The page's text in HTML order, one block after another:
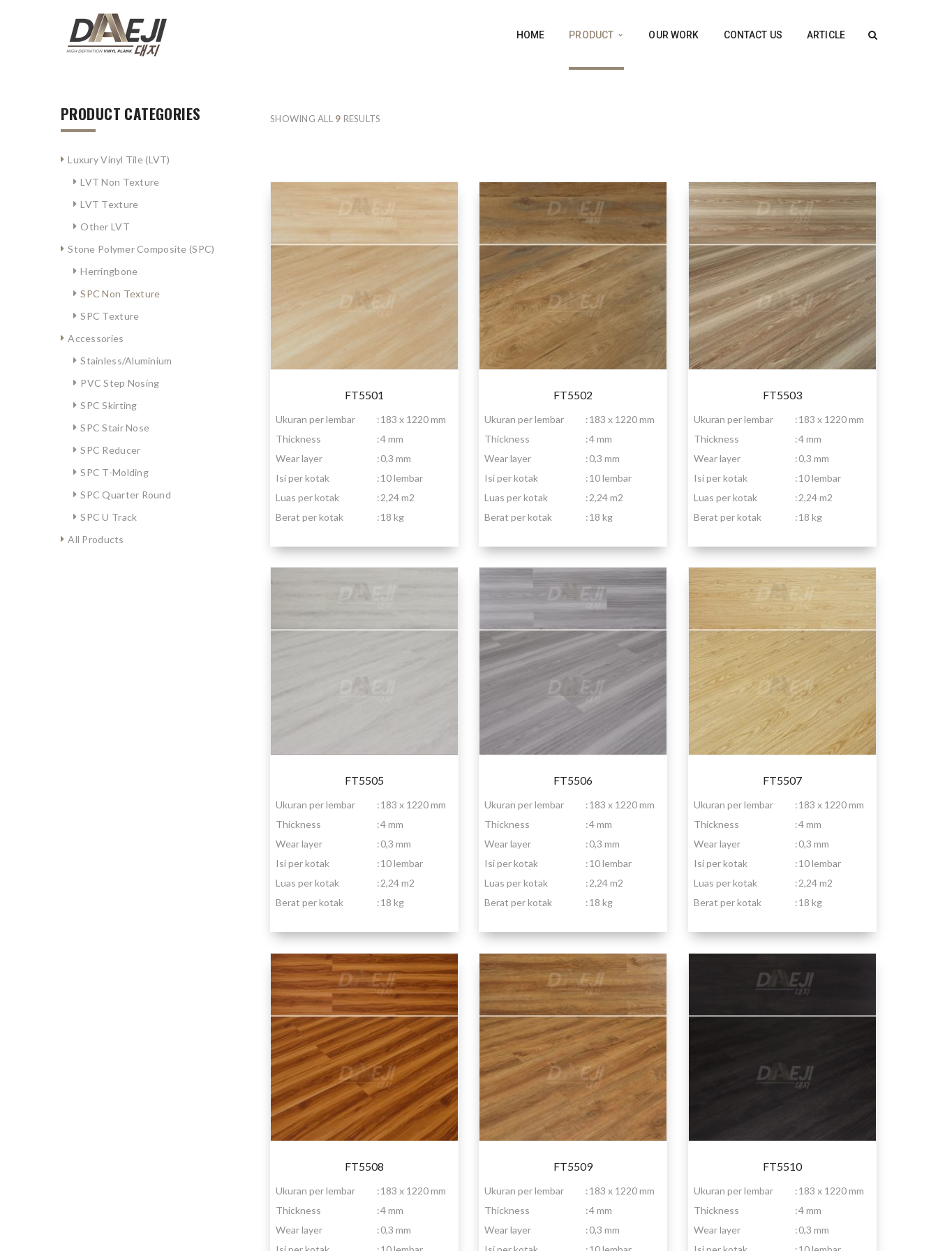
HOME PRODUCT OUR WORK CONTACT US ARTICLE
PRODUCT CATEGORIES
Luxury Vinyl Tile (LVT)
LVT Non Texture
LVT Texture
Other LVT
Stone Polymer Composite (SPC)
Herringbone
SPC Non Texture
SPC Texture
Accessories
Stainless/Aluminium
PVC Step Nosing
SPC Skirting
SPC Stair Nose
SPC Reducer
SPC T-Molding
SPC Quarter Round
SPC U Track
All Products
SHOWING ALL 9 RESULTS
FT5501
Ukuran per lembar :183 x 1220 mm
Thickness
:4 mm
Wear layer
:0,3 mm
Isi per kotak
:10 lembar
Luas per kotak
:2,24 m2
Berat per kotak
:18 kg
FT5502
Ukuran per lembar :183 x 1220 mm
Thickness
:4 mm
Wear layer
:0,3 mm
Isi per kotak
:10 lembar
Luas per kotak
:2,24 m2
Berat per kotak
:18 kg
FT5503
Ukuran per lembar :183 x 1220 mm
Thickness
:4 mm
Wear layer
:0,3 mm
Isi per kotak
:10 lembar
Luas per kotak
:2,24 m2
Berat per kotak
:18 kg
FT5505
Ukuran per lembar :183 x 1220 mm
Thickness
:4 mm
Wear layer
:0,3 mm
Isi per kotak
:10 lembar
Luas per kotak
:2,24 m2
Berat per kotak
:18 kg
FT5506
Ukuran per lembar :183 x 1220 mm
Thickness
:4 mm
Wear layer
:0,3 mm
Isi per kotak
:10 lembar
Luas per kotak
:2,24 m2
Berat per kotak
:18 kg
FT5507
Ukuran per lembar :183 x 1220 mm
Thickness
:4 mm
Wear layer
:0,3 mm
Isi per kotak
:10 lembar
Luas per kotak
:2,24 m2
Berat per kotak
:18 kg
FT5508
Ukuran per lembar :183 x 1220 mm
Thickness
:4 mm
Wear layer
:0,3 mm
FT5509
Ukuran per lembar :183 x 1220 mm
Thickness
:4 mm
Wear layer
:0,3 mm
FT5510
Ukuran per lembar :183 x 1220 mm
Thickness
:4 mm
Wear layer
:0,3 mm